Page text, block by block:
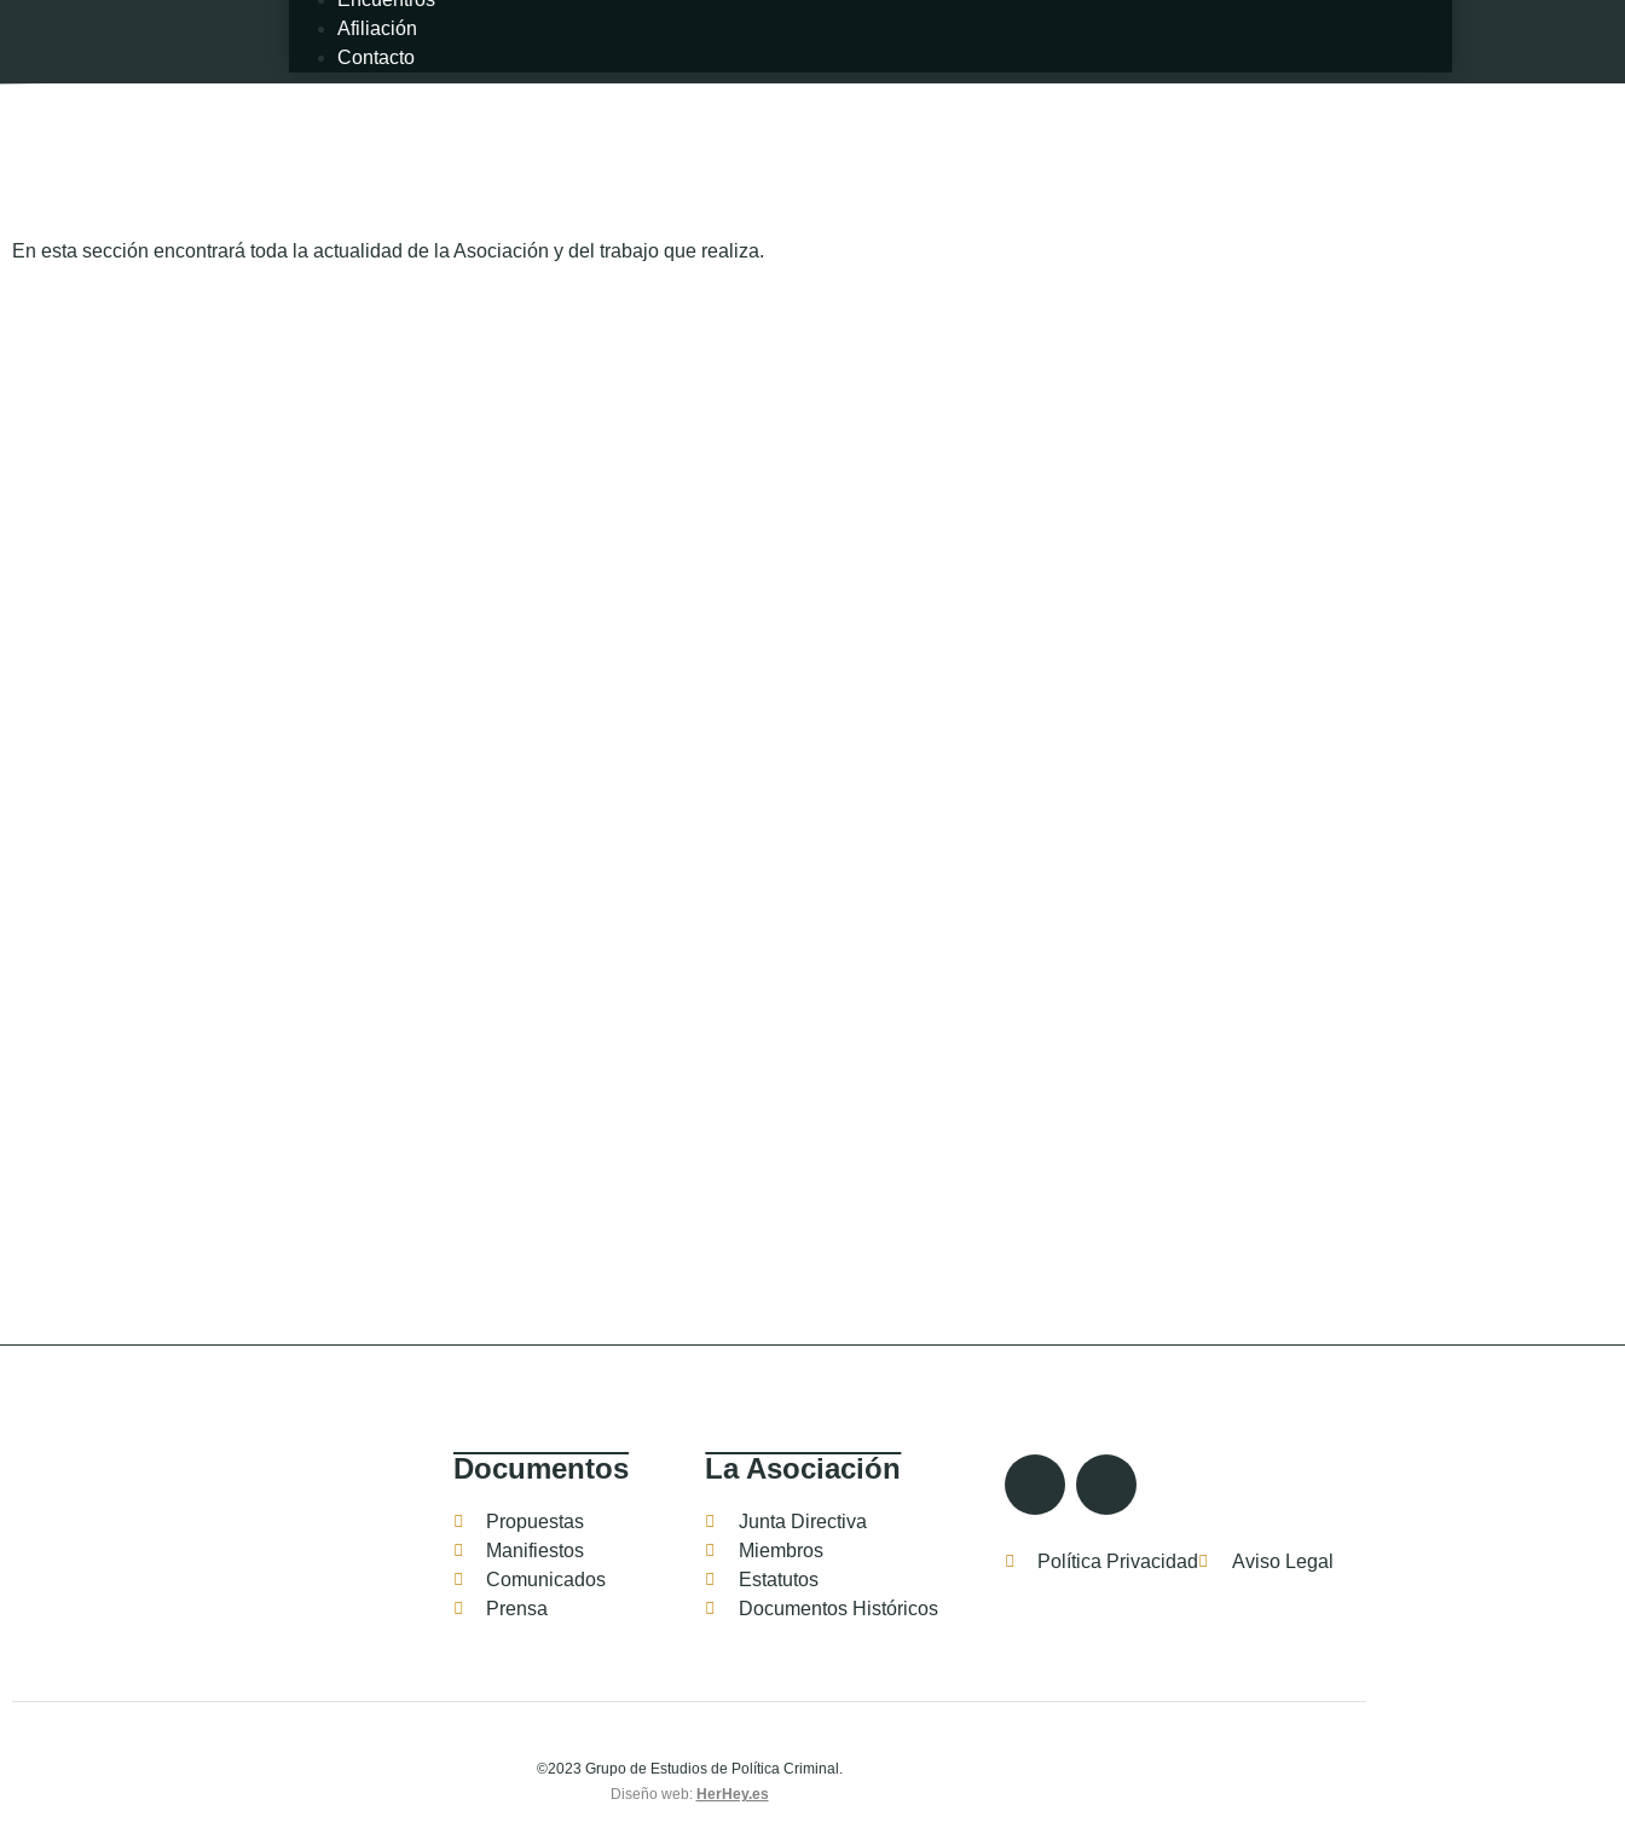
Afiliación
Contacto
En esta sección encontrará toda la actualidad de la Asociación y del trabajo que realiza.
Documentos
Propuestas
Manifiestos
Comunicados
Prensa
La Asociación
Junta Directiva
Miembros
Estatutos
Documentos Históricos
Política Privacidad Aviso Legal
©2023 Grupo de Estudios de Política Criminal.
Diseño web: HerHey.es